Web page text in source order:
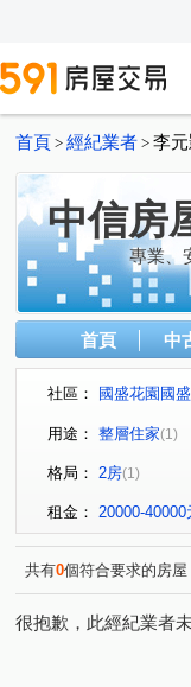
首頁 > 經紀業者 > 李
中信房
專業、
首頁 中
社區： 國盛花園國
用途： 整層住家(1)
格局： 2房(1)
租金： 20000-40000
共有0個符合要求的房屋
很抱歉，此經紀業者